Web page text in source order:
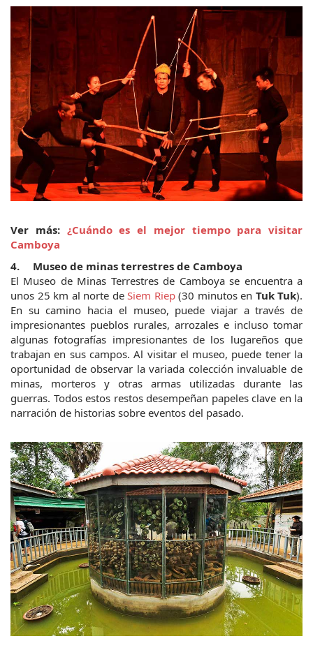
Ver más: ¿Cuándo es el mejor tiempo para visitar
Camboya
4.	Museo de minas terrestres de Camboya
El Museo de Minas Terrestres de Camboya se encuentra a
unos 25 km al norte de Siem Riep (30 minutos en Tuk Tuk).
En su camino hacia el museo, puede viajar a través de
impresionantes pueblos rurales, arrozales e incluso tomar
algunas fotografías impresionantes de los lugareños que
trabajan en sus campos. Al visitar el museo, puede tener la
oportunidad de observar la variada colección invaluable de
minas, morteros y otras armas utilizadas durante las
guerras. Todos estos restos desempeñan papeles clave en la
narración de historias sobre eventos del pasado.